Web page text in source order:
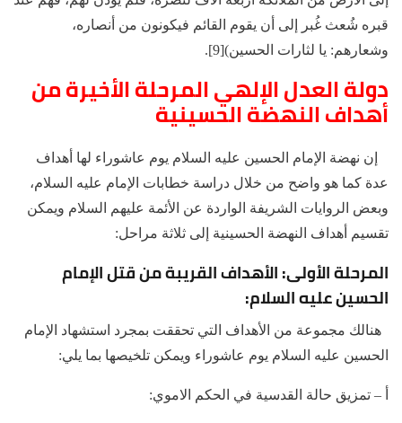
قبره شُعث غُبر إلى أن يقوم القائم فيكونون من أنصاره،
وشعارهم: يا لثارات الحسين)[9].
دولة العدل الإلهي المرحلة الأخيرة من
أهداف النهضة الحسينية
إن نهضة الإمام الحسين عليه السلام يوم عاشوراء لها أهداف
عدة كما هو واضح من خلال دراسة خطابات الإمام عليه السلام،
وبعض الروايات الشريفة الواردة عن الأئمة عليهم السلام ويمكن
تقسيم أهداف النهضة الحسينية إلى ثلاثة مراحل:
المرحلة الأولى: الأهداف القريبة من قتل الإمام
الحسين عليه السلام:
هنالك مجموعة من الأهداف التي تحققت بمجرد استشهاد الإمام
الحسين عليه السلام يوم عاشوراء ويمكن تلخيصها بما يلي:
أ – تمزيق حالة القدسية في الحكم الاموي: